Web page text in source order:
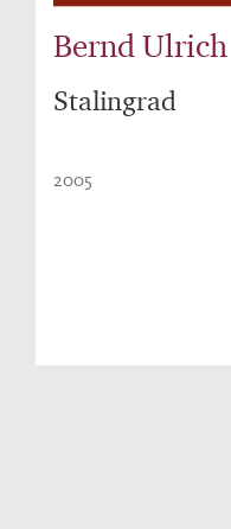
Bernd Ulrich
Stalingrad
2005